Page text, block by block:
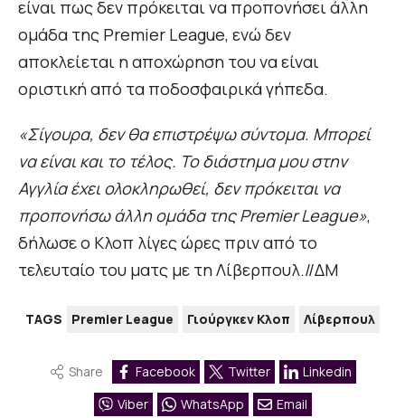
είναι πως δεν πρόκειται να προπονήσει άλλη
ομάδα της Premier League, ενώ δεν
αποκλείεται η αποχώρηση του να είναι
οριστική από τα ποδοσφαιρικά γήπεδα.
«Σίγουρα, δεν θα επιστρέψω σύντομα. Μπορεί
να είναι και το τέλος. Το διάστημα μου στην
Αγγλία έχει ολοκληρωθεί, δεν πρόκειται να
προπονήσω άλλη ομάδα της Premier League»,
δήλωσε ο Κλοπ λίγες ώρες πριν από το
τελευταίο του ματς με τη Λίβερπουλ.//ΔΜ
TAGS Premier League Γιούργκεν Κλοπ Λίβερπουλ
Share Facebook Twitter
Linkedin
Viber
WhatsApp Email